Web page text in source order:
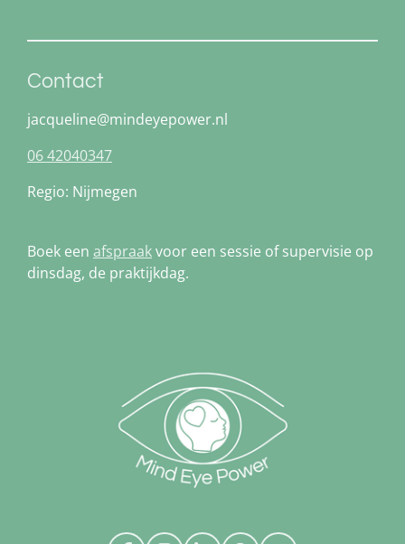
Contact
jacqueline@mindeyepower.nl
06 42040347
Regio: Nijmegen
Boek een afspraakvoor een sessie of supervisie op
dinsdag, de praktijkdag.